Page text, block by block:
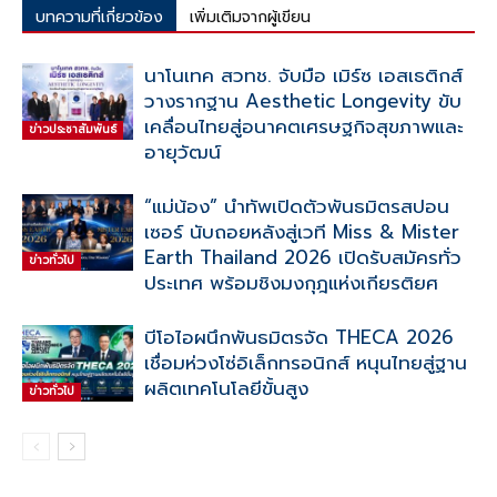
บทความที่เกี่ยวข้อง เพิ่มเติมจากผู้เขียน
ข่าวประชาสัมพันธ์
นาโนเทค สวทช. จับมือ เมิร์ซ เอสเธติกส์
วางรากฐาน Aesthetic Longevity ขับ
เคลื่อนไทยสู่อนาคตเศรษฐกิจสุขภาพและ
อายุวัฒน์
ข่าวทั่วไป
“แม่น้อง” นำทัพเปิดตัวพันธมิตรสปอน
เซอร์ นับถอยหลังสู่เวที Miss & Mister
Earth Thailand 2026 เปิดรับสมัครทั่ว
ประเทศ พร้อมชิงมงกุฎแห่งเกียรติยศ
ข่าวทั่วไป
บีโอไอผนึกพันธมิตรจัด THECA 2026
เชื่อมห่วงโซ่อิเล็กทรอนิกส์ หนุนไทยสู่ฐาน
ผลิตเทคโนโลยีขั้นสูง